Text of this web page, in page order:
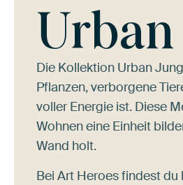
Die Kollektion Urban
Pflanzen, verborgene
voller Energie ist. Diese
Wohnen eine Einheit
Wand holt.
Bei Art Heroes findest